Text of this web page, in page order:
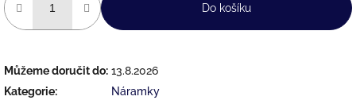
Do košíku
Můžeme doručit do: 13.8.2026
Kategorie: Náramky